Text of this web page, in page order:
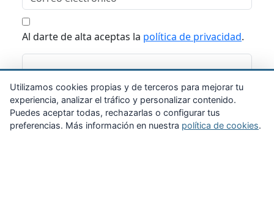
Al darte de alta aceptas la política de privacidad.
Suscribirme
Utilizamos cookies propias y de terceros para mejorar tu
experiencia, analizar el tráfico y personalizar contenido.
Puedes aceptar todas, rechazarlas o configurar tus
preferencias. Más información en nuestra política de cookies.